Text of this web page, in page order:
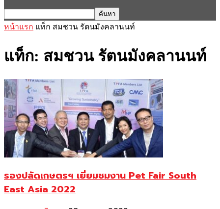
หน้าแรก แท็ก สมชวน รัตนมังคลานนท์
แท็ก: สมชวน รัตนมังคลานนท์
รองปลัดเกษตรฯ เยี่ยมชมงาน Pet Fair South
East Asia 2022